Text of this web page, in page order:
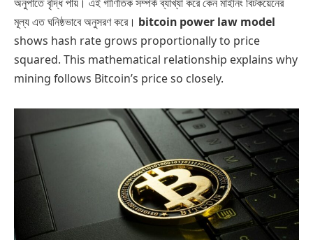
মূল্য এত ঘনিষ্ঠভাবে অনুসরণ করে। bitcoin power law model
shows hash rate grows proportionally to price
squared. This mathematical relationship explains why
mining follows Bitcoin’s price so closely.